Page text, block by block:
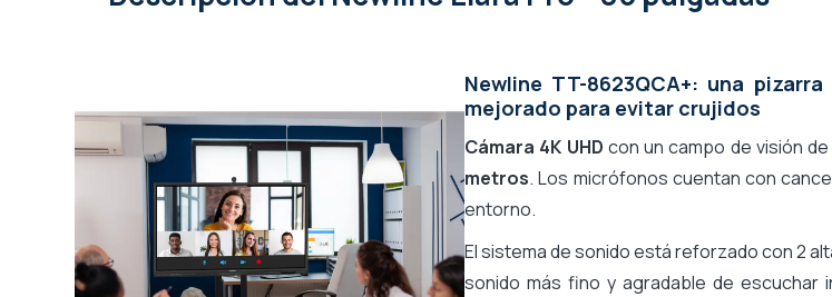
Newline TT-8623QCA+: una
mejorado para evitar crujidos
Cámara 4K UHD con un campo de visión
metros. Los micrófonos cuentan con
entorno.
El sistema de sonido está reforzado con 2
sonido más fino y agradable de escuchar